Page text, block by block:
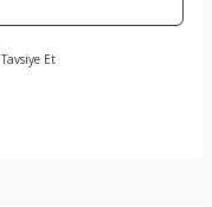
Tavsiye Et